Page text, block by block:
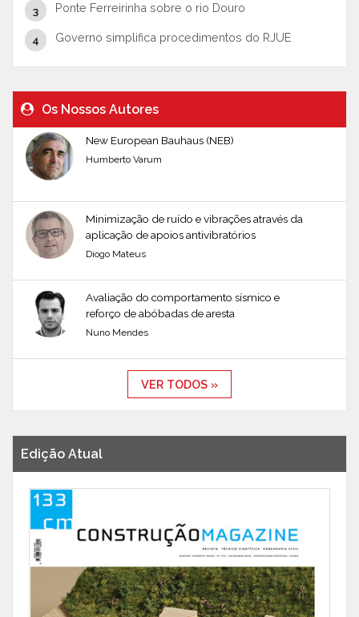
Ponte Ferreirinha sobre o rio Douro
Governo simplifica procedimentos do RJUE
Os Nossos Autores
New European Bauhaus (NEB)
Humberto Varum
Minimização de ruído e vibrações através da
aplicação de apoios antivibratórios
Diogo Mateus
Avaliação do comportamento sísmico e
reforço de abóbadas de aresta
Nuno Mendes
VER TODOS »
Edição Atual